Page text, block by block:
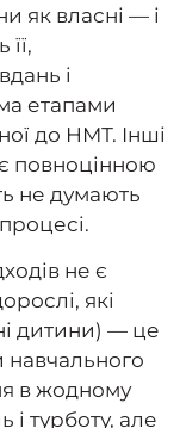
як власні — і
і
етапами
до НМТ. Інші
повноцінною
не думають
не є
які
дитини) — це
навчального
в жодному
і турботу, але